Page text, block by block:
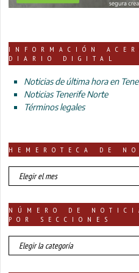
INFORMACIÓN
DIARIO DIGITAL
Noticias de última hora en
Noticias Tenerife Norte
Términos legales
HEMEROTECA DE
HEMEROTECA
DE
NÚMERO DE
POR SECCIONES
número
de